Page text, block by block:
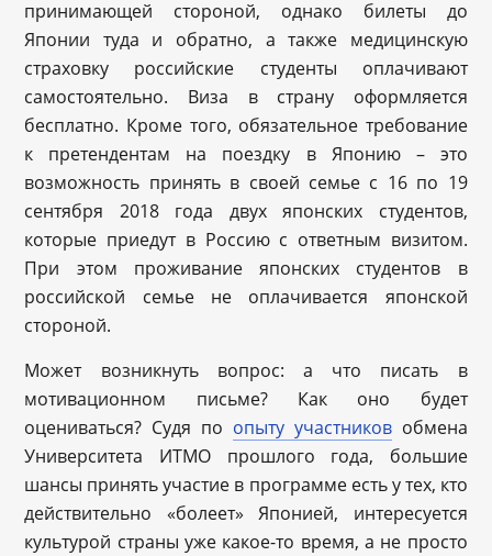
принимающей стороной, однако билеты до
Японии туда и обратно, а также медицинскую
страховку российские студенты оплачивают
самостоятельно. Виза в страну оформляется
бесплатно. Кроме того, обязательное требование
к претендентам на поездку в Японию – это
возможность принять в своей семье с 16 по 19
сентября 2018 года двух японских студентов,
которые приедут в Россию с ответным визитом.
При этом проживание японских студентов в
российской семье не оплачивается японской
стороной.
Может возникнуть вопрос: а что писать в
мотивационном письме? Как оно будет
оцениваться? Судя по опыту участниковобмена
Университета ИТМО прошлого года, большие
шансы принять участие в программе есть у тех, кто
действительно «болеет» Японией, интересуется
культурой страны уже какое-то время, а не просто